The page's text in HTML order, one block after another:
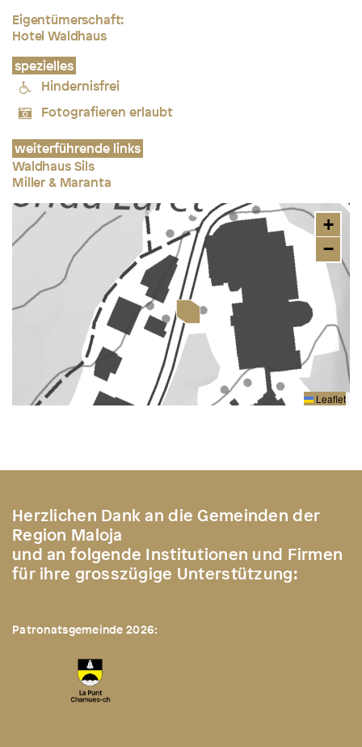
Eigentümerschaft:
Hotel Waldhaus
spezielles
Hindernisfrei
Fotografieren erlaubt
weiterführende links
Waldhaus Sils
Miller & Maranta
+
−
Leaflet
Herzlichen Dank an die Gemeinden der
Region Maloja
und an folgende Institutionen und Firmen
für ihre grosszügige Unterstützung:
Patronatsgemeinde 2026: